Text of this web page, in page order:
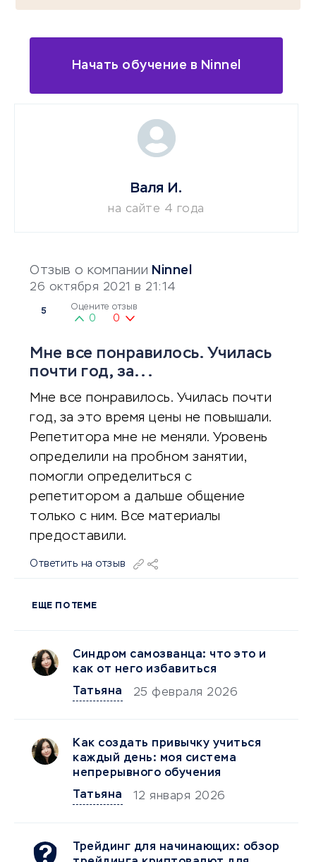
Начать обучение в Ninnel
Отзыв о компании Ninnel
26 октября 2021 в 21:14
5 Оцените отзыв
0 0
Мне все понравилось. Училась
почти год, за...
Мне все понравилось. Училась почти
год, за это время цены не повышали.
Репетитора мне не меняли. Уровень
определили на пробном занятии,
помогли определиться с
репетитором а дальше общение
только с ним. Все материалы
предоставили.
Ответить на отзыв
ЕЩЕ ПО ТЕМЕ
Синдром самозванца: что это и
как от него избавиться
Татьяна
25 февраля 2026
Как создать привычку учиться
каждый день: моя система
непрерывного обучения
Татьяна
12 января 2026
Трейдинг для начинающих: обзор
Валя И.
на сайте 4 года